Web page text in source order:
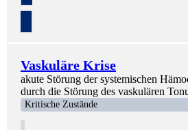
+
Vaskuläre Krise
akute Störung der systemischen
durch die Störung des vaskulären
Kritische Zustände